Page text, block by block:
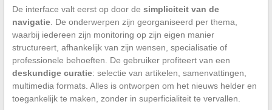
De interface valt eerst op door de simpliciteit van de
navigatie. De onderwerpen zijn georganiseerd per thema,
waarbij iedereen zijn monitoring op zijn eigen manier
structureert, afhankelijk van zijn wensen, specialisatie of
professionele behoeften. De gebruiker profiteert van een
deskundige curatie: selectie van artikelen, samenvattingen,
multimedia formats. Alles is ontworpen om het nieuws helder en
toegankelijk te maken, zonder in superficialiteit te vervallen.